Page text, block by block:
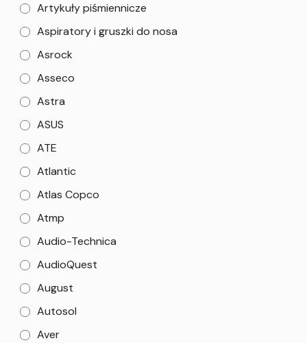
Artykuły piśmiennicze
Aspiratory i gruszki do nosa
Asrock
Asseco
Astra
ASUS
ATE
Atlantic
Atlas Copco
Atmp
Audio-Technica
AudioQuest
August
Autosol
Aver